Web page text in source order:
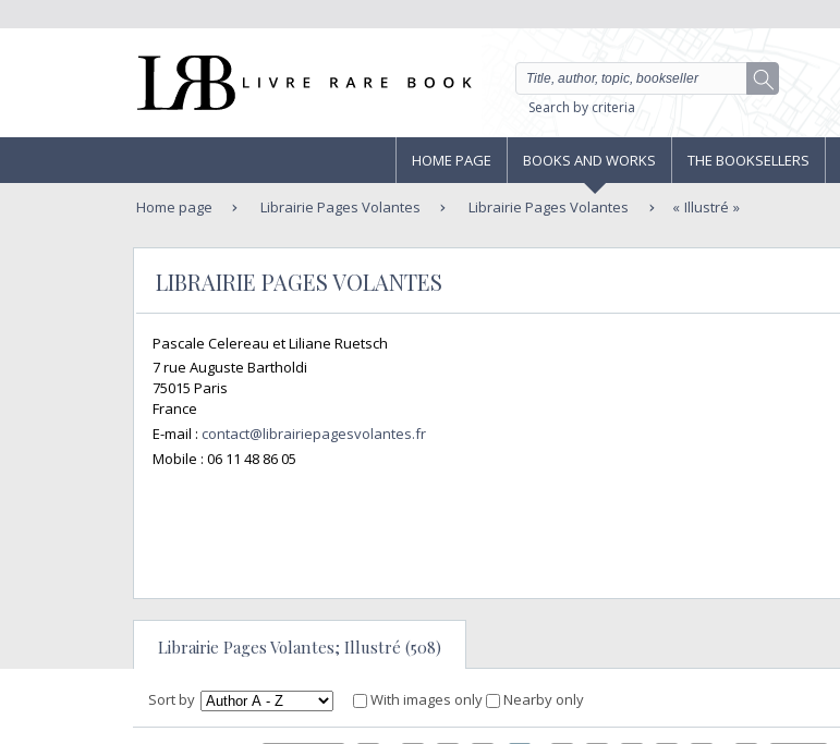
Search by criteria
HOME PAGE BOOKS AND WORKS THE BOOKSELLERS
Home page Librairie Pages Volantes Librairie Pages Volantes Illustré
LIBRAIRIE PAGES VOLANTES
Pascale Celereau et Liliane Ruetsch
7 rue Auguste Bartholdi
75015 Paris
France
E-mail : contact@librairiepagesvolantes.fr
Mobile : 06 11 48 86 05
Librairie Pages Volantes; Illustré (508)
Sort by With images only Nearby only